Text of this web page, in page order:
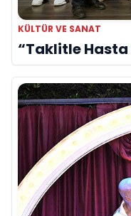
KÜLTÜR VE SANAT
“Taklitle Hasta